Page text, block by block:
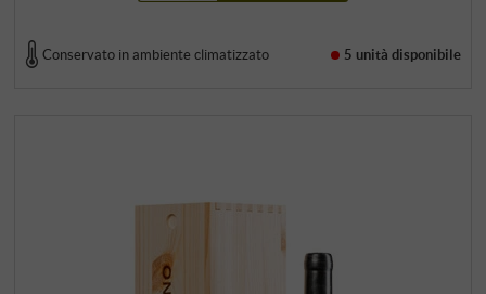
Conservato in ambiente climatizzato 5 unità disponibile